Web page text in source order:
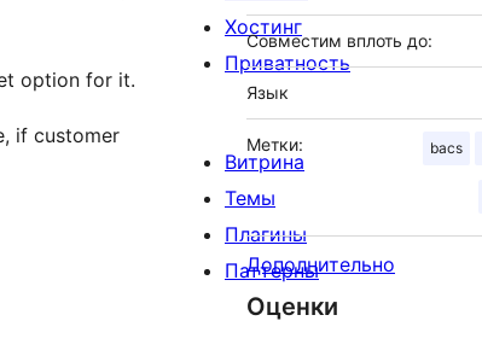
option for it.
if customer
Совместим вплоть до:
Язык
Метки: bacs
Дополнительно
Оценки
Хостинг
Приватность
Витрина
Темы
Плагины
Паттерны